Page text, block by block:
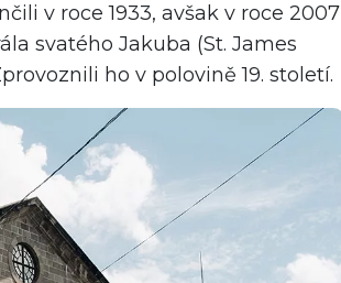
v roce 1933, avšak v roce 2007
svatého Jakuba (St. James
ho v polovině 19. století.